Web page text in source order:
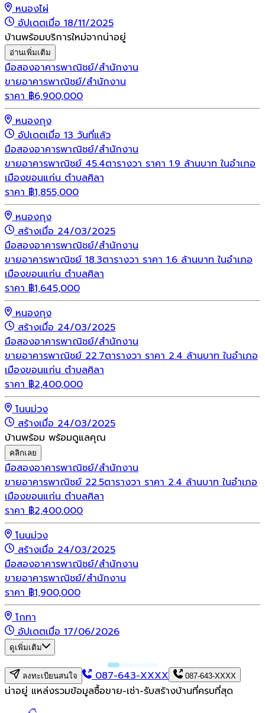
หนองไผ่
อัปเดตเมื่อ 18/11/2025
บ้านพร้อมบริการใหม่จากน่าอยู่
อ่านเพิ่มเติม
มือสองอาคารพาณิชย์/สำนักงาน
ขายอาคารพาณิชย์/สำนักงาน
ราคา ฿6,900,000
หนองกุง
อัปเดตเมื่อ 13 วันที่แล้ว
มือสองอาคารพาณิชย์/สำนักงาน
ขายอาคารพาณิชย์ 45.4ตารางวา ราคา 1.9 ล้านบาท ในอำเภอ
เมืองขอนแก่น ตำบลศิลา
ราคา ฿1,855,000
หนองกุง
สร้างเมื่อ 24/03/2025
มือสองอาคารพาณิชย์/สำนักงาน
ขายอาคารพาณิชย์ 18.3ตารางวา ราคา 1.6 ล้านบาท ในอำเภอ
เมืองขอนแก่น ตำบลศิลา
ราคา ฿1,645,000
หนองกุง
สร้างเมื่อ 24/03/2025
มือสองอาคารพาณิชย์/สำนักงาน
ขายอาคารพาณิชย์ 22.7ตารางวา ราคา 2.4 ล้านบาท ในอำเภอ
เมืองขอนแก่น ตำบลศิลา
ราคา ฿2,400,000
โนนม่วง
สร้างเมื่อ 24/03/2025
บ้านพร้อม พร้อมดูแลคุณ
คลิกเลย
มือสองอาคารพาณิชย์/สำนักงาน
ขายอาคารพาณิชย์ 22.5ตารางวา ราคา 2.4 ล้านบาท ในอำเภอ
เมืองขอนแก่น ตำบลศิลา
ราคา ฿2,400,000
โนนม่วง
สร้างเมื่อ 24/03/2025
มือสองอาคารพาณิชย์/สำนักงาน
ขายอาคารพาณิชย์/สำนักงาน
ราคา ฿1,900,000
โกทา
อัปเดตเมื่อ 17/06/2026
ดูเพิ่มเติม
ลงทะเบียนสนใจ 087-643-XXXX 087-643-XXXX
น่าอยู่ แหล่งรวมข้อมูลซื้อขาย-เช่า-รับสร้างบ้านที่ครบที่สุด